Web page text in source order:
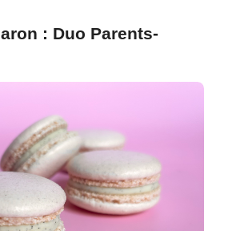
: Duo Parents-